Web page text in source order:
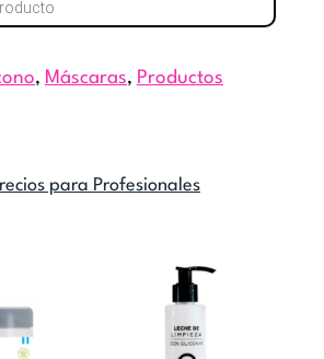
, Máscaras, Productos
para Profesionales